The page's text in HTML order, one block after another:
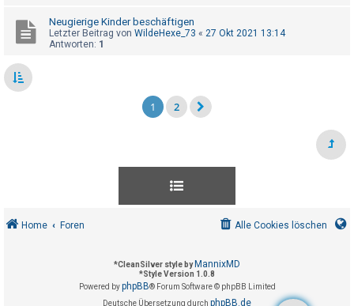
Neugierige Kinder beschäftigen
Letzter Beitrag von WildeHexe_73 « 27 Okt 2021 13:14
Antworten: 1
1 2
Home Foren Alle Cookies löschen
*CleanSilver style by MannixMD
*Style Version 1.0.8
Powered byphpBB® Forum Software © phpBB Limited
Deutsche Übersetzung durch phpBB.de